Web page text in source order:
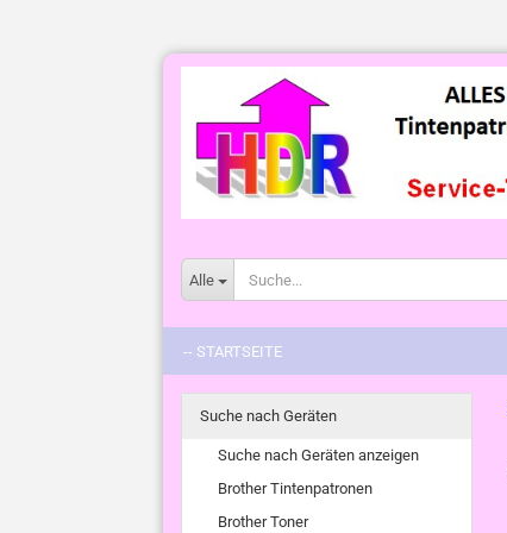
Alle
-- STARTSEITE
Suche nach Geräten
Suche nach Geräten anzeigen
Brother Tintenpatronen
Brother Toner